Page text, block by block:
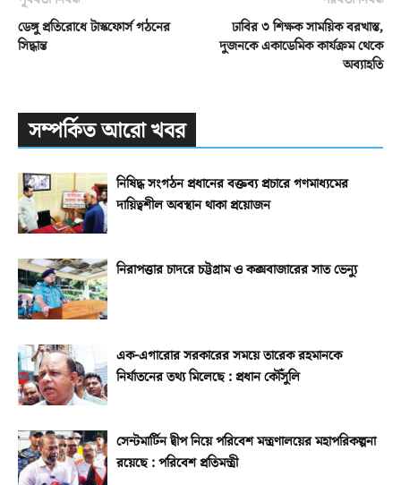
ডেঙ্গু প্রতিরোধে টাস্কফোর্স গঠনের
সিদ্ধান্ত
ঢাবির ৩ শিক্ষক সাময়িক বরখাস্ত,
দুজনকে একাডেমিক কার্যক্রম থেকে
অব্যাহতি
সম্পর্কিত আরো খবর
নিষিদ্ধ সংগঠন প্রধানের বক্তব্য প্রচারে গণমাধ্যমের
দায়িত্বশীল অবস্থান থাকা প্রয়োজন
নিরাপত্তার চাদরে চট্টগ্রাম ও কক্সবাজারের সাত ভেন্যু
এক-এগারোর সরকারের সময়ে তারেক রহমানকে
নির্যাতনের তথ্য মিলেছে : প্রধান কৌঁসুলি
সেন্টমার্টিন দ্বীপ নিয়ে পরিবেশ মন্ত্রণালয়ের মহাপরিকল্পনা
রয়েছে : পরিবেশ প্রতিমন্ত্রী